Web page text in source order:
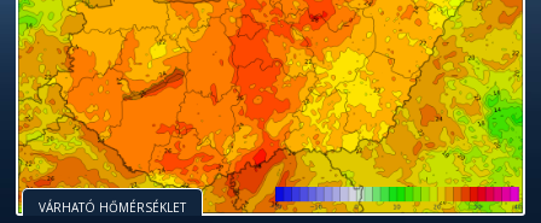
VÁRHATÓ HŐMÉRSÉKLET